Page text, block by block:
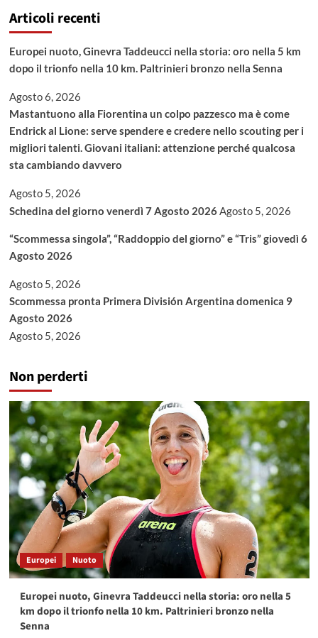
Articoli recenti
Europei nuoto, Ginevra Taddeucci nella storia: oro nella 5 km
dopo il trionfo nella 10 km. Paltrinieri bronzo nella Senna
Agosto 6, 2026
Mastantuono alla Fiorentina un colpo pazzesco ma è come
Endrick al Lione: serve spendere e credere nello scouting per i
migliori talenti. Giovani italiani: attenzione perché qualcosa
sta cambiando davvero
Agosto 5, 2026
Schedina del giorno venerdì 7 Agosto 2026Agosto 5, 2026
“Scommessa singola”, “Raddoppio del giorno” e “Tris” giovedì 6
Agosto 2026
Agosto 5, 2026
Scommessa pronta Primera División Argentina domenica 9
Agosto 2026
Agosto 5, 2026
Non perderti
Europei Nuoto
Europei nuoto, Ginevra Taddeucci nella storia: oro nella 5
km dopo il trionfo nella 10 km. Paltrinieri bronzo nella
Senna